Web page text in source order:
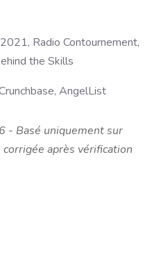
Radio Contournement,
the Skills
AngelList
- Basé uniquement sur
après vérification